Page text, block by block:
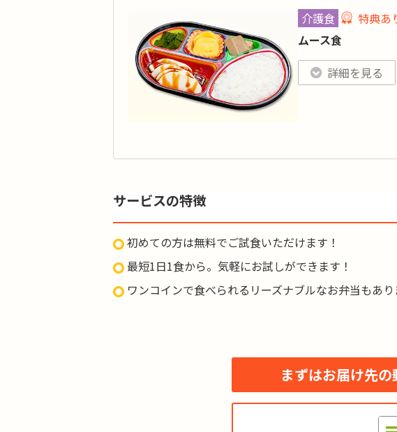
タンパク質
品目数: -
脂質:-／カリウム:500mg
価格はごはんセットの
介護食
特典あ
ムース食
特典あり 詳細
食べ物を噛むこと
脂質:-／カリウム:-／リ
価格はごはんセットの場
詳細を見る
サービスの特徴
初めての方は無料でご試食いただけます！
最短1日1食から。気軽にお試しができます！
ワンコインで食べられるリーズナブルなお弁当もあり
まずはお届け先の